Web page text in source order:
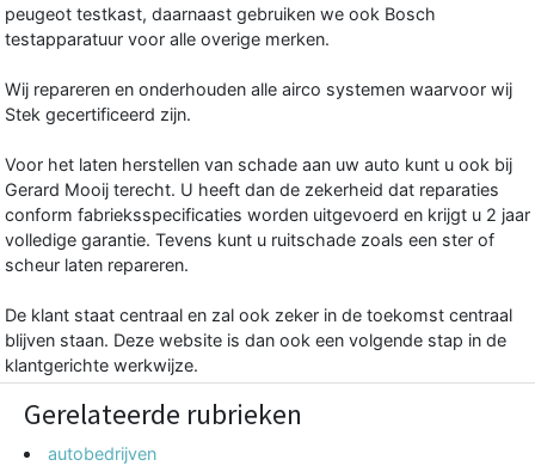
peugeot testkast, daarnaast gebruiken we ook Bosch
testapparatuur voor alle overige merken.
Wij repareren en onderhouden alle airco systemen waarvoor wij
Stek gecertificeerd zijn.
Voor het laten herstellen van schade aan uw auto kunt u ook bij
Gerard Mooij terecht. U heeft dan de zekerheid dat reparaties
conform fabrieksspecificaties worden uitgevoerd en krijgt u 2 jaar
volledige garantie. Tevens kunt u ruitschade zoals een ster of
scheur laten repareren.
De klant staat centraal en zal ook zeker in de toekomst centraal
blijven staan. Deze website is dan ook een volgende stap in de
klantgerichte werkwijze.
Gerelateerde rubrieken
autobedrijven